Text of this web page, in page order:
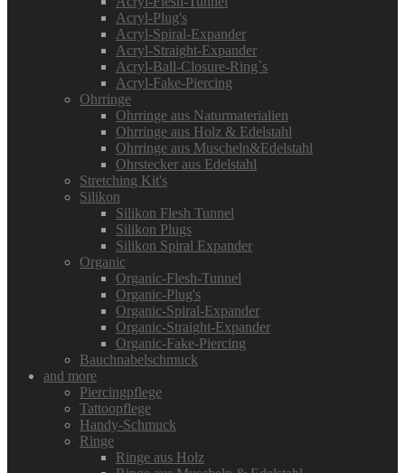
Acryl-Plug's
Acryl-Spiral-Expander
Acryl-Straight-Expander
Acryl-Ball-Closure-Ring`s
Acryl-Fake-Piercing
Ohrringe
Ohrringe aus Naturmaterialien
Ohrringe aus Holz & Edelstahl
Ohrringe aus Muscheln&Edelstahl
Ohrstecker aus Edelstahl
Stretching Kit's
Silikon
Silikon Flesh Tunnel
Silikon Plugs
Silikon Spiral Expander
Organic
Organic-Flesh-Tunnel
Organic-Plug's
Organic-Spiral-Expander
Organic-Straight-Expander
Organic-Fake-Piercing
Bauchnabelschmuck
and more
Piercingpflege
Tattoopflege
Handy-Schmuck
Ringe
Ringe aus Holz